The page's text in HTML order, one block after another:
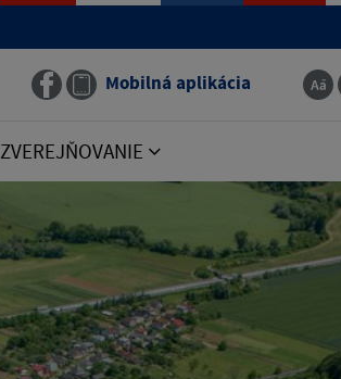
Mobilná aplikácia
ZVEREJŇOVANIE